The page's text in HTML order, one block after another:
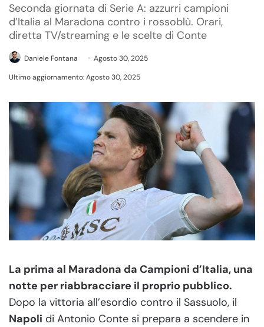
Seconda giornata di Serie A: azzurri campioni
d’Italia al Maradona contro i rossoblù. Orari,
diretta TV/streaming e le scelte di Conte
Daniele Fontana
Agosto 30, 2025
Ultimo aggiornamento: Agosto 30, 2025
La prima al Maradona da Campioni d’Italia, una
notte per riabbracciare il proprio pubblico.
Dopo la vittoria all’esordio contro il Sassuolo, il
Napoli di Antonio Conte si prepara a scendere in